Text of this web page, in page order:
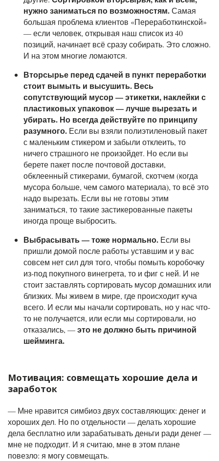
нужно заниматься по возможностям.Самая
большая проблема клиентов «Переработкинской»
— если человек, открывая наш список из 40
позиций, начинает всё сразу собирать. Это сложно.
И на этом многие ломаются.
Вторсырье перед сдачей в пункт переработки
стоит вымыть и высушить. Весь
сопутствующий мусор — этикетки, наклейки с
пластиковых упаковок — лучше вырезать и
убирать. Но всегда действуйте по принципу
разумного. Если вы взяли полиэтиленовый пакет
с маленьким стикером и забыли отклеить, то
ничего страшного не произойдет. Но если вы
берете пакет после почтовой доставки,
обклеенный стикерами, бумагой, скотчем (когда
мусора больше, чем самого материала), то всё это
надо вырезать. Если вы не готовы этим
заниматься, то такие застикерованные пакеты
иногда проще выбросить.
Выбрасывать — тоже нормально. Если вы
пришли домой после работы уставшим и у вас
совсем нет сил для того, чтобы помыть коробочку
из-под покупного винегрета, то и фиг с ней. И не
стоит заставлять сортировать мусор домашних или
близких. Мы живем в мире, где происходит куча
всего. И если мы начали сортировать, но у нас что-
то не получается, или если мы сортировали, но
отказались, —это не должно быть причиной
шейминга.
Мотивация: совмещать хорошие дела и
заработок
— Мне нравится симбиоз двух составляющих: денег и
хороших дел. Но по отдельности — делать хорошие
дела бесплатно или зарабатывать деньги ради денег —
мне не подходит. И я считаю, мне в этом плане
повезло: я могу совмещать.